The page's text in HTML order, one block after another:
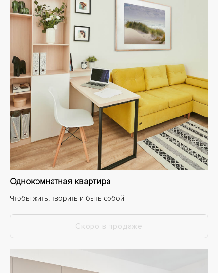
Однокомнатная квартира
Чтобы жить, творить и быть собой
Скоро в продаже